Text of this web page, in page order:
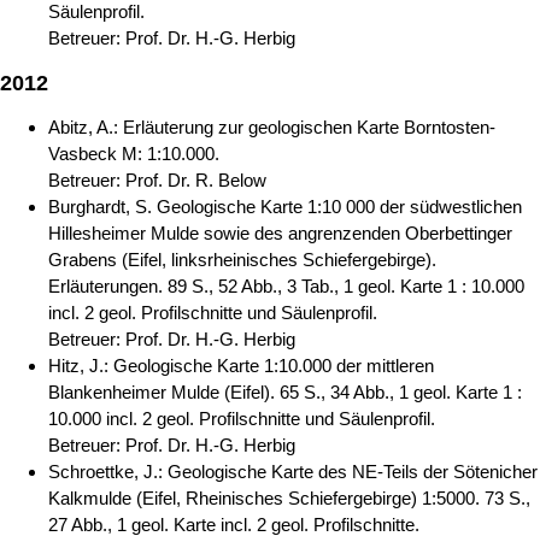
Säulenprofil.
Betreuer: Prof. Dr. H.-G. Herbig
2012
Abitz, A.: Erläuterung zur geologischen Karte Borntosten-
Vasbeck M: 1:10.000.
Betreuer: Prof. Dr. R. Below
Burghardt, S. Geologische Karte 1:10 000 der südwestlichen
Hillesheimer Mulde sowie des angrenzenden Oberbettinger
Grabens (Eifel, linksrheinisches Schiefergebirge).
Erläuterungen. 89 S., 52 Abb., 3 Tab., 1 geol. Karte 1 : 10.000
incl. 2 geol. Profilschnitte und Säulenprofil.
Betreuer: Prof. Dr. H.-G. Herbig
Hitz, J.: Geologische Karte 1:10.000 der mittleren
Blankenheimer Mulde (Eifel). 65 S., 34 Abb., 1 geol. Karte 1 :
10.000 incl. 2 geol. Profilschnitte und Säulenprofil.
Betreuer: Prof. Dr. H.-G. Herbig
Schroettke, J.: Geologische Karte des NE-Teils der Sötenicher
Kalkmulde (Eifel, Rheinisches Schiefergebirge) 1:5000. 73 S.,
27 Abb., 1 geol. Karte incl. 2 geol. Profilschnitte.